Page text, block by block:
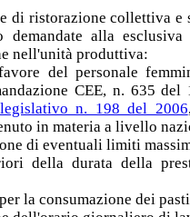
di ristorazione collettiva e
demandate alla esclusiva
nell'unità produttiva:
del personale
CEE, n. 635 del
n. 198 del 2006
in materia a livello
di eventuali limiti
della durata della
la consumazione dei